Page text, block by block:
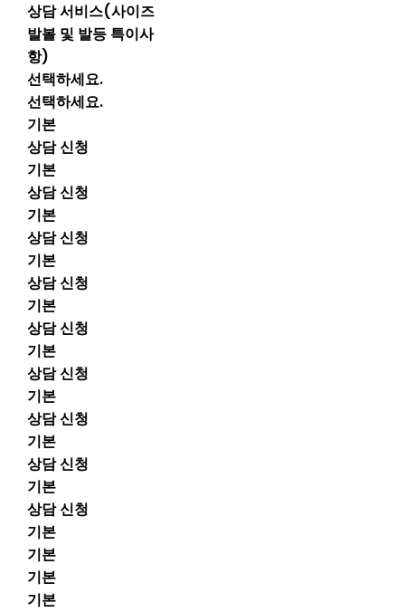
상담 서비스(사이즈
발볼 및 발등 특이사
항)
선택하세요.
선택하세요.
기본
상담 신청
기본
상담 신청
기본
상담 신청
기본
상담 신청
기본
상담 신청
기본
상담 신청
기본
상담 신청
기본
상담 신청
기본
상담 신청
기본
기본
기본
기본